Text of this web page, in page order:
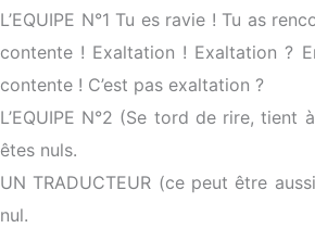
L’EQUIPE N°1 Tu es ravie ! Tu as
contente ! Exaltation ! Exaltation ?
contente ! C’est pas exaltation ?
L’EQUIPE N°2 (Se tord de rire,
êtes nuls.
UN TRADUCTEUR (ce peut être
nul.